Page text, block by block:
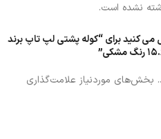
نشده است.
می کنید برای “کوله پشتی لپ تاپ برند
بخش‌های موردنیاز علامت‌گذاری